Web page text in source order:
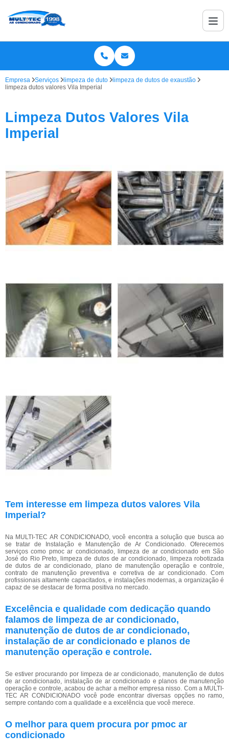
Empresa Serviços limpeza de duto
limpeza de dutos de exaustão
limpeza dutos valores Vila Imperial
Limpeza Dutos Valores Vila
Imperial
Tem interesse em limpeza dutos valores Vila
Imperial?
Na MULTI-TEC AR CONDICIONADO, você encontra a solução que busca ao
se tratar de Instalação e Manutenção de Ar Condicionado. Oferecemos
serviços como pmoc ar condicionado, limpeza de ar condicionado em São
José do Rio Preto, limpeza de dutos de ar condicionado, limpeza robotizada
de dutos de ar condicionado, plano de manutenção operação e controle,
contrato de manutenção preventiva e corretiva de ar condicionado. Com
profissionais altamente capacitados, e instalações modernas, a organização é
capaz de se destacar de forma positiva no mercado.
Excelência e qualidade com dedicação quando
falamos de limpeza de ar condicionado,
manutenção de dutos de ar condicionado,
instalação de ar condicionado e planos de
manutenção operação e controle.
Se estiver procurando por limpeza de ar condicionado, manutenção de dutos
de ar condicionado, instalação de ar condicionado e planos de manutenção
operação e controle, acabou de achar a melhor empresa nisso. Com a MULTI-
TEC AR CONDICIONADO você pode encontrar diversas opções no ramo,
sempre contando com a qualidade e a excelência que você merece.
O melhor para quem procura por pmoc ar
condicionado